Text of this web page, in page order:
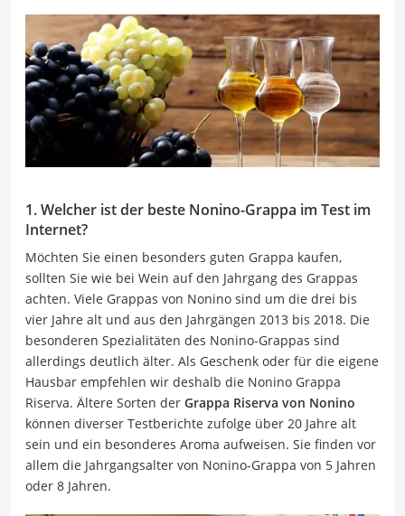
1. Welcher ist der beste Nonino-Grappa im Test im
Internet?
Möchten Sie einen besonders guten Grappa kaufen,
sollten Sie wie bei Wein auf den Jahrgang des Grappas
achten. Viele Grappas von Nonino sind um die drei bis
vier Jahre alt und aus den Jahrgängen 2013 bis 2018. Die
besonderen Spezialitäten des Nonino-Grappas sind
allerdings deutlich älter. Als Geschenk oder für die eigene
Hausbar empfehlen wir deshalb die Nonino Grappa
Riserva. Ältere Sorten der Grappa Riserva von Nonino
können diverser Testberichte zufolge über 20 Jahre alt
sein und ein besonderes Aroma aufweisen. Sie finden vor
allem die Jahrgangsalter von Nonino-Grappa von 5 Jahren
oder 8 Jahren.